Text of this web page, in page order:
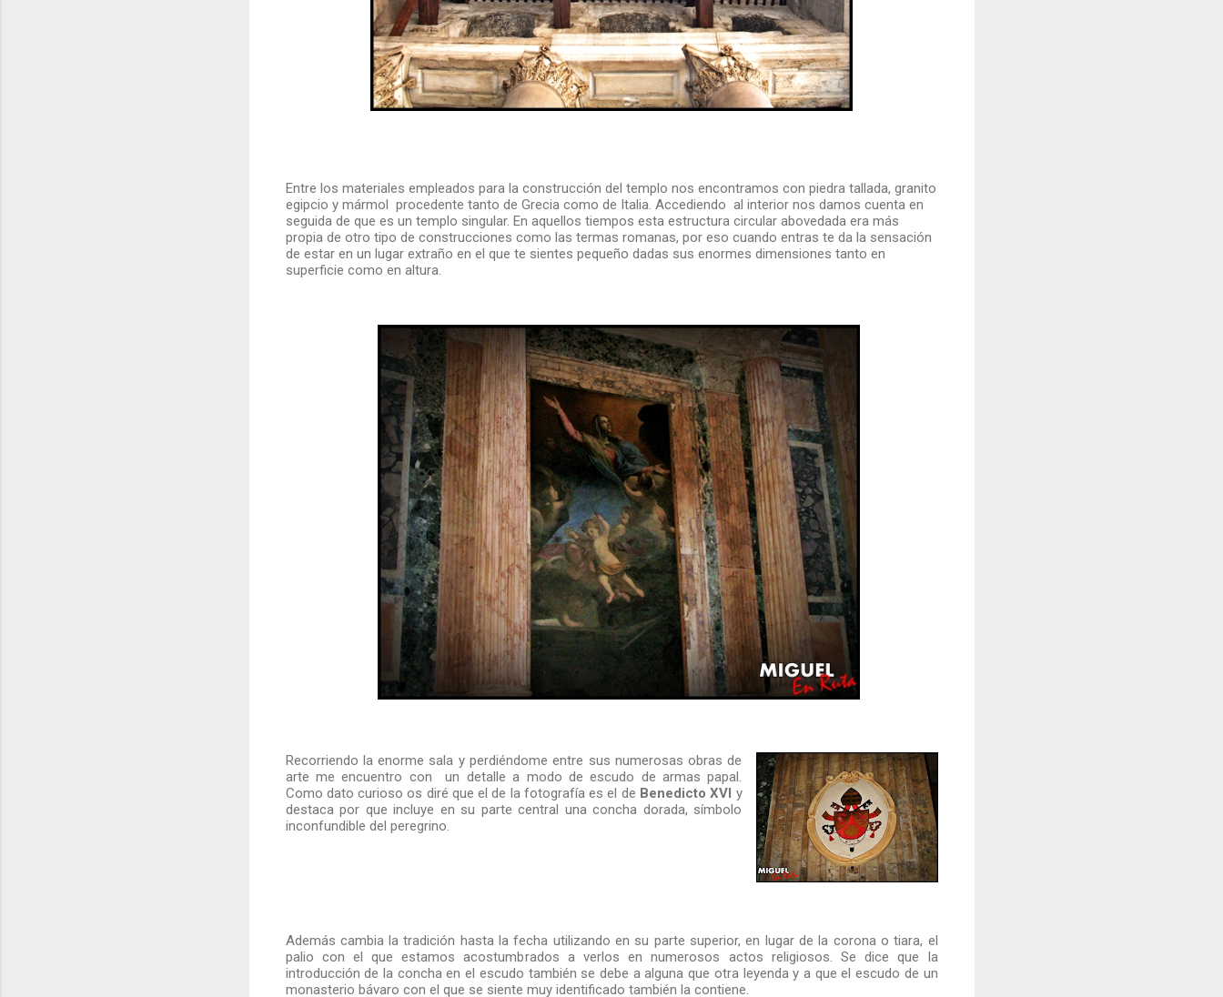
Entre los materiales empleados para la construcción del templo nos encontramos con piedra tallada, granito
egipcio y mármol procedente tanto de Grecia como de Italia. Accediendo al interior nos damos cuenta en
seguida de que es un templo singular. En aquellos tiempos esta estructura circular abovedada era más
propia de otro tipo de construcciones como las termas romanas, por eso cuando entras te da la sensación
de estar en un lugar extraño en el que te sientes pequeño dadas sus enormes dimensiones tanto en
superficie como en altura.
Recorriendo la enorme sala y perdiéndome entre sus numerosas obras de
arte me encuentro con un detalle a modo de escudo de armas papal.
Como dato curioso os diré que el de la fotografía es el de Benedicto XVI y
destaca por que incluye en su parte central una concha dorada, símbolo
inconfundible del peregrino.
Además cambia la tradición hasta la fecha utilizando en su parte superior, en lugar de la corona o tiara, el
palio con el que estamos acostumbrados a verlos en numerosos actos religiosos. Se dice que la
introducción de la concha en el escudo también se debe a alguna que otra leyenda y a que el escudo de un
monasterio bávaro con el que se siente muy identificado también la contiene.